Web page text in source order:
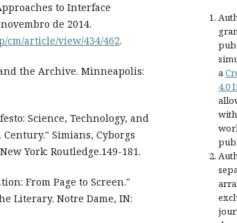
to Interface
de 2014.
article/view/434/462.
the Archive. Minneapolis:
Science, Technology, and
Simians, Cyborgs
York: Routledge.149-181.
From Page to Screen."
Literary. Notre Dame, IN:
a
4.0